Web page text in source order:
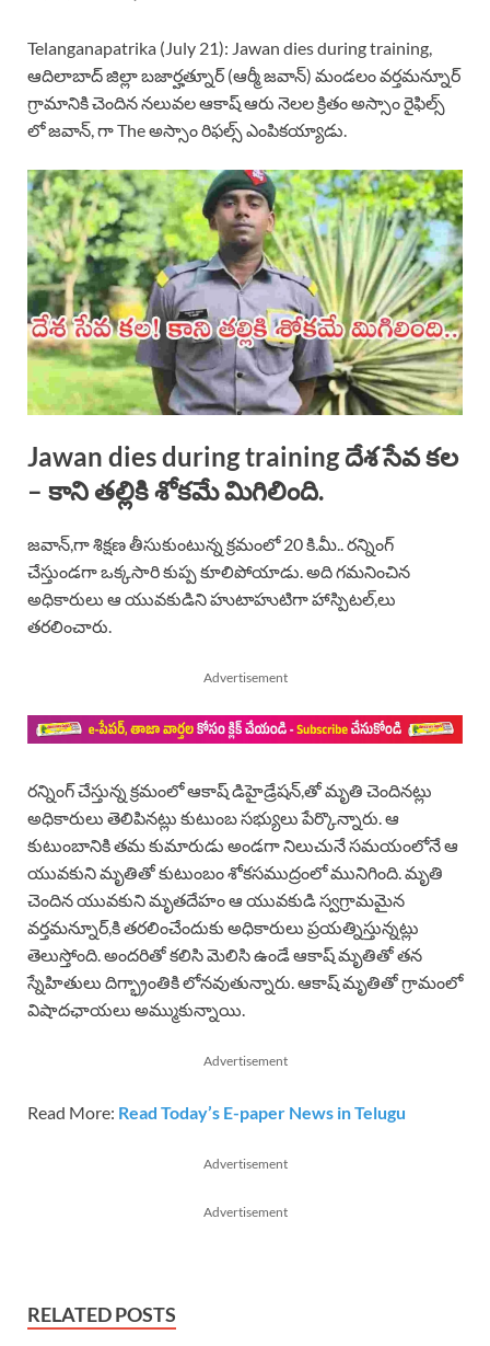
Telanganapatrika (July 21): Jawan dies during training,
ఆదిలాబాద్ జిల్లా బజార్హత్నూర్ (ఆర్మీ జవాన్) మండలం వర్తమన్నూర్
గ్రామానికి చెందిన నలువల ఆకాష్ ఆరు నెలల క్రితం అస్సాం రైఫిల్స్
లో జవాన్, గా The అస్సాం రిఫల్స్ ఎంపికయ్యాడు.
Jawan dies during training దేశ సేవ కల
– కాని తల్లికి శోకమే మిగిలింది.
జవాన్,గా శిక్షణ తీసుకుంటున్న క్రమంలో 20 కి.మీ.. రన్నింగ్
చేస్తుండగా ఒక్కసారి కుప్ప కూలిపోయాడు. అది గమనించిన
అధికారులు ఆ యువకుడిని హుటాహుటిగా హాస్పిటల్,లు
తరలించారు.
Advertisement
రన్నింగ్ చేస్తున్న క్రమంలో ఆకాష్ డిహైడ్రేషన్,తో మృతి చెందినట్లు
అధికారులు తెలిపినట్లు కుటుంబ సభ్యులు పేర్కొన్నారు. ఆ
కుటుంబానికి తమ కుమారుడు అండగా నిలుచునే సమయంలోనే ఆ
యువకుని మృతితో కుటుంబం శోకసముద్రంలో మునిగింది. మృతి
చెందిన యువకుని మృతదేహం ఆ యువకుడి స్వగ్రామమైన
వర్తమన్నూర్,కి తరలించేందుకు అధికారులు ప్రయత్నిస్తున్నట్లు
తెలుస్తోంది. అందరితో కలిసి మెలిసి ఉండే ఆకాష్ మృతితో తన
స్నేహితులు దిగ్భ్రాంతికి లోనవుతున్నారు. ఆకాష్ మృతితో గ్రామంలో
విషాదఛాయలు అమ్ముకున్నాయి.
Advertisement
Read More: Read Today’s E-paper News in Telugu
Advertisement
Advertisement
RELATED POSTS